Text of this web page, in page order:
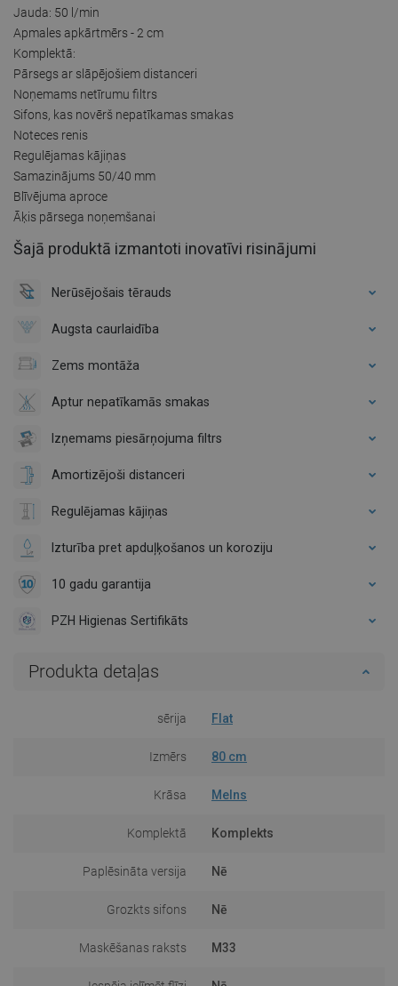
Jauda: 50 l/min
Apmales apkārtmērs - 2 cm
Komplektā:
Pārsegs ar slāpējošiem distanceri
Noņemams netīrumu filtrs
Sifons, kas novērš nepatīkamas smakas
Noteces renis
Regulējamas kājiņas
Samazinājums 50/40 mm
Blīvējuma aproce
Āķis pārsega noņemšanai
Šajā produktā izmantoti inovatīvi risinājumi
Nerūsējošais tērauds
Augsta caurlaidība
Zems montāža
Aptur nepatīkamās smakas
Izņemams piesārņojuma filtrs
Amortizējoši distanceri
Regulējamas kājiņas
Izturība pret apduļķošanos un koroziju
10 gadu garantija
PZH Higienas Sertifikāts
Produkta detaļas
sērija Flat
Izmērs 80 cm
Krāsa Melns
Komplektā Komplekts
Paplēsināta versija Nē
Grozkts sifons Nē
Maskēšanas raksts M33